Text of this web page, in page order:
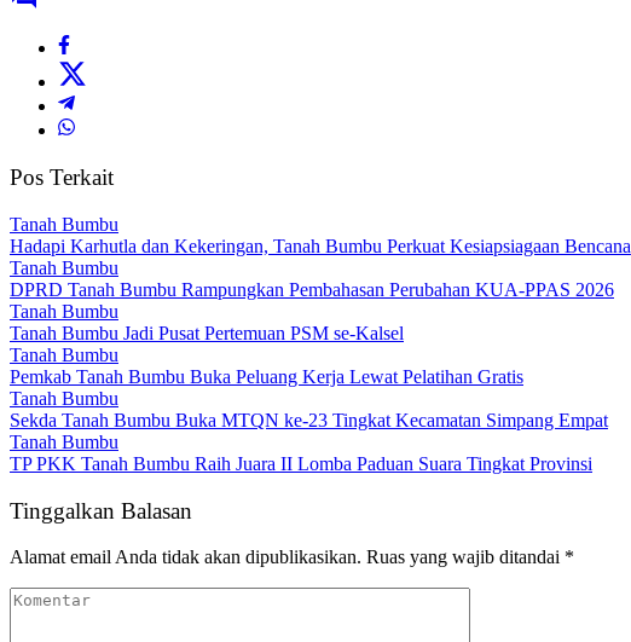
Pos Terkait
Tanah Bumbu
Hadapi Karhutla dan Kekeringan, Tanah Bumbu Perkuat Kesiapsiagaan Bencana
Tanah Bumbu
DPRD Tanah Bumbu Rampungkan Pembahasan Perubahan KUA-PPAS 2026
Tanah Bumbu
Tanah Bumbu Jadi Pusat Pertemuan PSM se-Kalsel
Tanah Bumbu
Pemkab Tanah Bumbu Buka Peluang Kerja Lewat Pelatihan Gratis
Tanah Bumbu
Sekda Tanah Bumbu Buka MTQN ke-23 Tingkat Kecamatan Simpang Empat
Tanah Bumbu
TP PKK Tanah Bumbu Raih Juara II Lomba Paduan Suara Tingkat Provinsi
Tinggalkan Balasan
Alamat email Anda tidak akan dipublikasikan. Ruas yang wajib ditandai *